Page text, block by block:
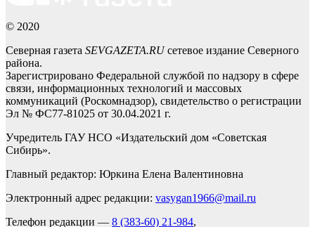
© 2020
Северная газета SEVGAZETA.RUсетевое издание Северного
района.
Зарегистрировано Федеральной службой по надзору в сфере
связи, информационных технологий и массовых
коммуникаций (Роскомнадзор), свидетельство о регистрации
Эл № ФС77-81025 от 30.04.2021 г.
Учредитель ГАУ НСО «Издательский дом «Советская
Сибирь».
Главный редактор: Юркина Елена Валентиновна
Электронный адрес редакции: vasygan1966@mail.ru
Телефон редакции — 8 (383-60) 21-984,